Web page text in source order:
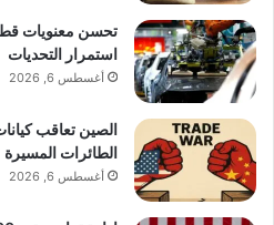
تحسن معنويات
استمرار التحديات
أغسطس 6, 2026
الصين تعاقب
الطائرات المسيرة
أغسطس 6, 2026